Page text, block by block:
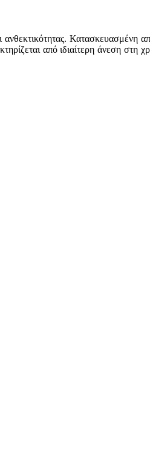
Κατασκευασμένη
από ιδιαίτερη άνεση